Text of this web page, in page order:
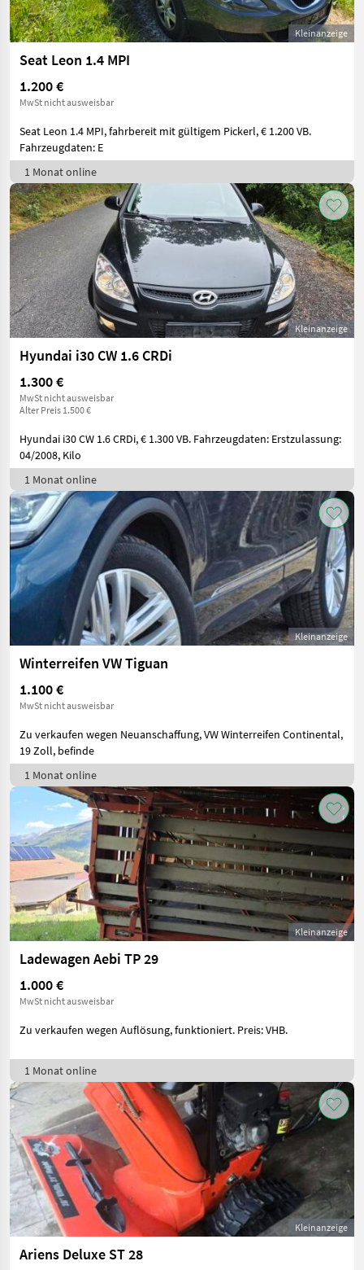
Kleinanzeige
Seat Leon 1.4 MPI
1.200 €
MwSt nicht ausweisbar
Seat Leon 1.4 MPI, fahrbereit mit gültigem Pickerl, € 1.200 VB.
Fahrzeugdaten: E
1 Monat online
Kleinanzeige
Hyundai i30 CW 1.6 CRDi
1.300 €
MwSt nicht ausweisbar
Alter Preis 1.500 €
Hyundai i30 CW 1.6 CRDi, € 1.300 VB. Fahrzeugdaten: Erstzulassung:
04/2008, Kilo
1 Monat online
Kleinanzeige
Winterreifen VW Tiguan
1.100 €
MwSt nicht ausweisbar
Zu verkaufen wegen Neuanschaffung, VW Winterreifen Continental,
19 Zoll, befinde
1 Monat online
Kleinanzeige
Ladewagen Aebi TP 29
1.000 €
MwSt nicht ausweisbar
Zu verkaufen wegen Auflösung, funktioniert. Preis: VHB.
1 Monat online
Kleinanzeige
Ariens Deluxe ST 28